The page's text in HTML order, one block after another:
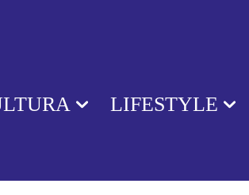
LIFESTYLE